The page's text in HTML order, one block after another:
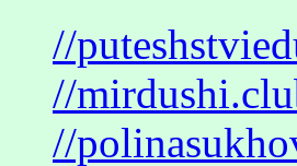
//
//
//